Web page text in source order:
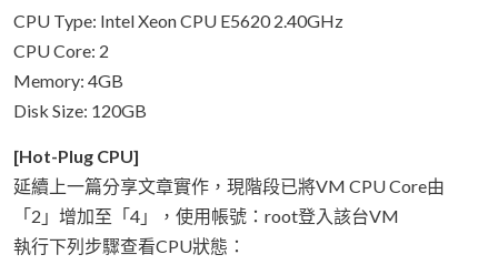
CPU Type: Intel Xeon CPU E5620 2.40GHz
CPU Core: 2
Memory: 4GB
Disk Size: 120GB
[Hot-Plug CPU]
延續上一篇分享文章實作，現階段已將VM CPU Core由
「2」增加至「4」，使用帳號：root登入該台VM
執行下列步驟查看CPU狀態：